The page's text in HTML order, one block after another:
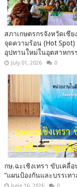
สภาเกษตรกรจังหวัดเชี
จุดความร้อน (Hot
อุปทานใหม่ในอุตสาหกร
July 01, 2026 0
กษ.ฉะเชิงเทรา ขับเคลื่
“แผนป้องกันและบรรเท